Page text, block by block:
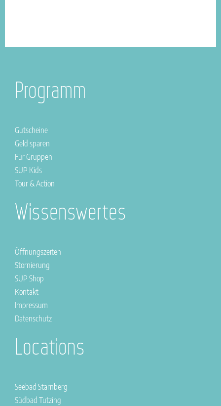
Programm
Gutscheine
Geld sparen
Für Gruppen
SUP Kids
Tour & Action
Wissenswertes
Öffnungszeiten
Stornierung
SUP Shop
Kontakt
Impressum
Datenschutz
Locations
Seebad Starnberg
Südbad Tutzing